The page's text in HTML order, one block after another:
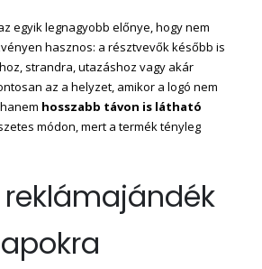
egyik legnagyobb előnye, hogy nem
hasznos: a résztvevők később is
strandra, utazáshoz vagy akár
az a helyzet, amikor a logó nem
hosszabb távon is látható
módon, mert a termék tényleg
reklámajándék